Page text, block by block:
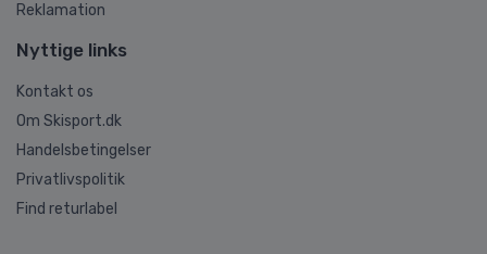
Reklamation
Nyttige links
Kontakt os
Om Skisport.dk
Handelsbetingelser
Privatlivspolitik
Find returlabel